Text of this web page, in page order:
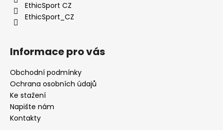
EthicSport CZ
EthicSport_CZ
Informace pro vás
Obchodní podmínky
Ochrana osobních údajů
Ke stažení
Napište nám
Kontakty